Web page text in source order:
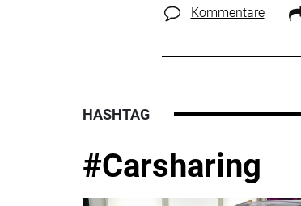
Kommentare
HASHTAG
#Carsharing